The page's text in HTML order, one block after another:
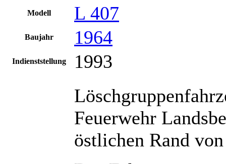
Modell L 407
Baujahr 1964
Indienststellung
1993
Feuerwehr
östlichen Rand